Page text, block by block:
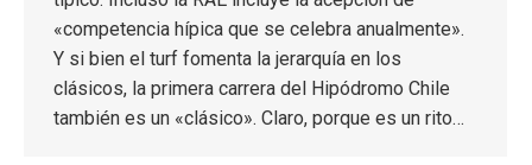
«competencia hípica que se celebra anualmente».
Y si bien el turf fomenta la jerarquía en los
clásicos, la primera carrera del Hipódromo Chile
también es un «clásico». Claro, porque es un rito…